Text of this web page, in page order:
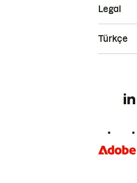
Legal
Türkçe